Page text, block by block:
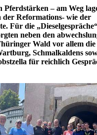
Pferdstärken – am Weg
der Reformations- wie der
Für die
neben den
Wald vor allem die
Schmalkaldens
für reichlich